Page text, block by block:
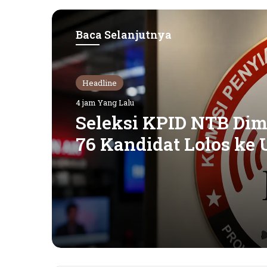
Baca Selanjutnya
Headline
Seleksi KPID NTB
76 Kandidat Lolos ke
Kompetensi
Features
2 hari Yang Lalu
KPK Periksa
Dugaan Kasus
Emas Sekotong